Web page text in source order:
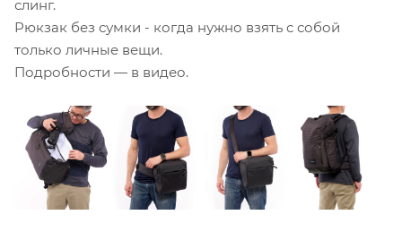
слинг.
Рюкзак без сумки - когда нужно взять с собой
только личные вещи.
Подробности — в видео.